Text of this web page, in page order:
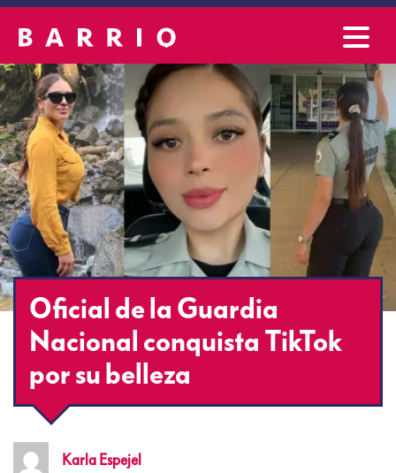
Oficial de la Guardia
Nacional conquista TikTok
por su belleza
Karla Espejel